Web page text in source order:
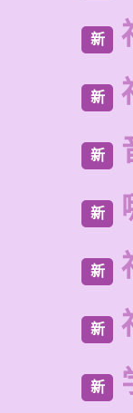
新
新
新
新
新
新
新